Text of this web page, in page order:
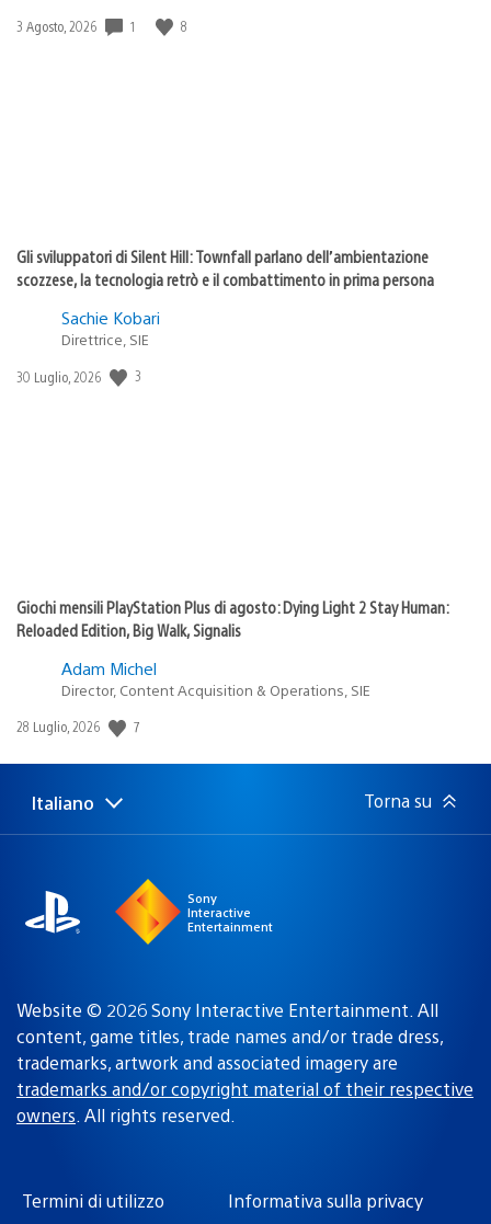
Data
3 Agosto, 2026 1 8
Gli sviluppatori di Silent Hill: Townfall parlano dell’ambientazione
scozzese, la tecnologia retrò e il combattimento in prima persona
Sachie Kobari
Direttrice, SIE
Data
30 Luglio, 2026 3
Giochi mensili PlayStation Plus di agosto: Dying Light 2 Stay Human:
Reloaded Edition, Big Walk, Signalis
Adam Michel
Director, Content Acquisition & Operations, SIE
Data
pubblicazione:
28 Luglio, 2026 7
Seleziona
una
Regione
attuale:
Italiano Torna su
Sony
Interactive
Entertainment
Website © 2026 Sony Interactive Entertainment. All
content, game titles, trade names and/or trade dress,
trademarks, artwork and associated imagery are
trademarks and/or copyright material of their respective
owners. All rights reserved.
Termini di utilizzo Informativa sulla privacy